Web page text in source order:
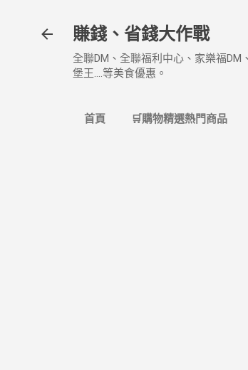
賺錢、省錢大作戰
全聯DM、全聯福利中心、家樂福
堡王....等美食優惠。
首頁 🛒購物精選熱門商品